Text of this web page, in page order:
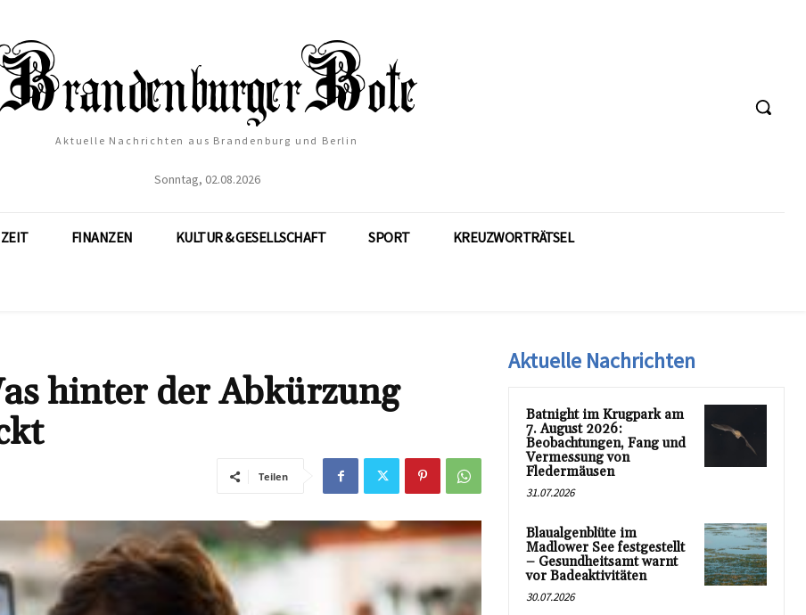
Aktuelle Nachrichten aus Brandenburg und Berlin
Sonntag, 02.08.2026
FINANZEN KULTUR & GESELLSCHAFT SPORT KREUZWORTRÄTSEL
hinter der Abkürzung
Teilen
Aktuelle Nachrichten
Batnight im Krugpark am
7. August 2026:
Beobachtungen, Fang und
Vermessung von
Fledermäusen
31.07.2026
Blaualgenblüte im
Madlower See festgestellt
– Gesundheitsamt warnt
vor Badeaktivitäten
30.07.2026